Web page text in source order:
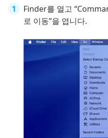
Finder를 열고
로 이동”을 엽니다.